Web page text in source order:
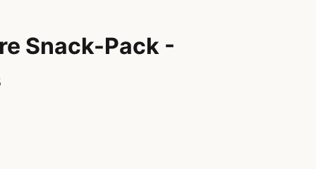
Snack-Pack -